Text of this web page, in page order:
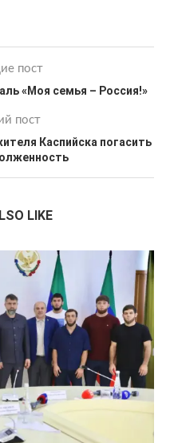
пост
«Моя семья – Россия!»
пост
Каспийска погасить
LIKE